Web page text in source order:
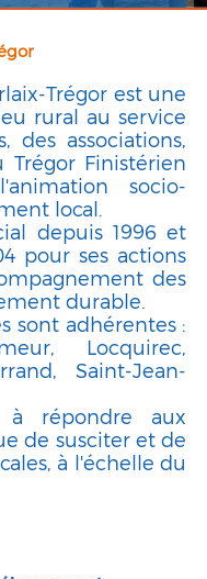
Trégor est une
rural au service
des associations,
Trégor Finistérien
socio-
local.
depuis 1996 et
pour ses actions
des
durable.
sont adhérentes :
Locquirec,
Saint-Jean-
à répondre aux
de susciter et de
à l'échelle du